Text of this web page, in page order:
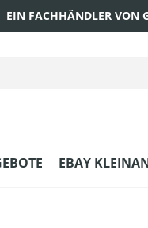
EIN FACHHÄNDLER VON
EBAY